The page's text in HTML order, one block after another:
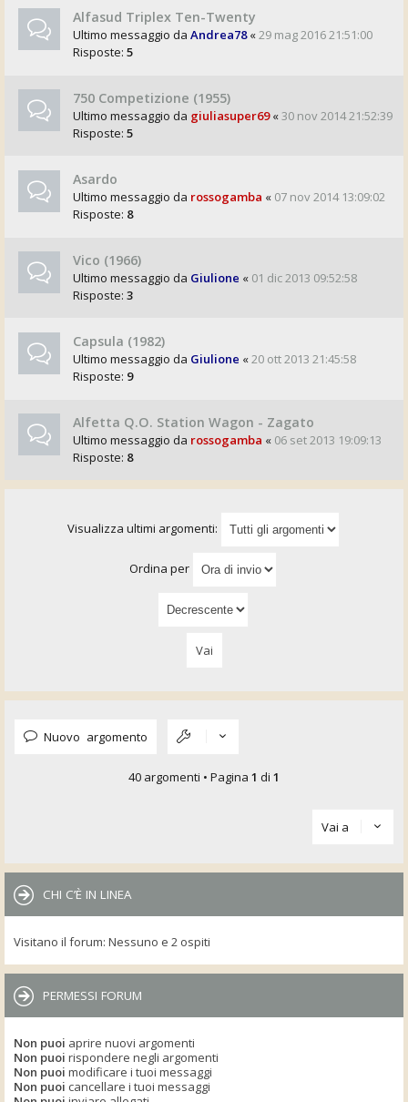
Alfasud Triplex Ten-Twenty
Ultimo messaggio da Andrea78«29 mag 2016 21:51:00
Risposte: 5
750 Competizione (1955)
Ultimo messaggio da giuliasuper69«30 nov 2014 21:52:39
Risposte: 5
Asardo
Ultimo messaggio da rossogamba « 07 nov 2014 13:09:02
Risposte: 8
Vico (1966)
Ultimo messaggio da Giulione « 01 dic 2013 09:52:58
Risposte: 3
Capsula (1982)
Ultimo messaggio da Giulione «20 ott 2013 21:45:58
Risposte: 9
Alfetta Q.O. Station Wagon - Zagato
Ultimo messaggio da rossogamba « 06 set 2013 19:09:13
Risposte: 8
Visualizza ultimi argomenti:
Ordina per
Nuovo argomento
40 argomenti • Pagina 1 di 1
Vai a
CHI C’È IN LINEA
Visitano il forum: Nessuno e 2 ospiti
PERMESSI FORUM
Non puoi aprire nuovi argomenti
Non puoi rispondere negli argomenti
Non puoi modificare i tuoi messaggi
Non puoi cancellare i tuoi messaggi